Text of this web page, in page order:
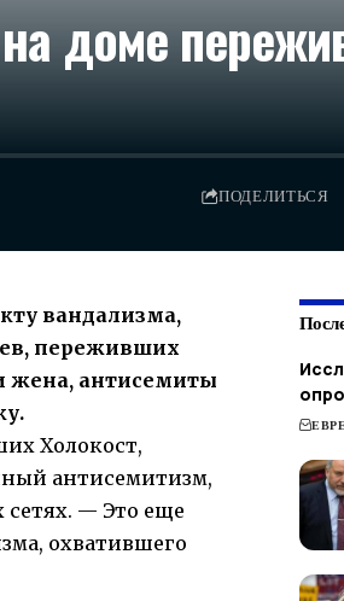
доме
ПОДЕЛИТЬСЯ
вандализма,
переживших
жена, антисемиты
Холокост,
антисемитизм,
сетях. — Это еще
охватившего